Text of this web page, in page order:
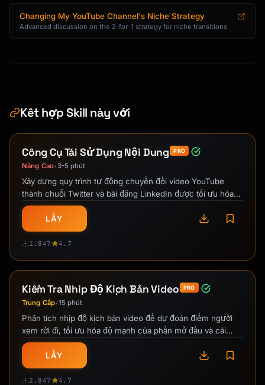
Changing My YouTube Channel's Niche Strategy
Advanced discussion on the 2-for-1 strategy for niche transitions
Kết hợp Skill này với
Công Cụ Tái Sử Dụng Nội Dung PRO
Nâng Cao•3-5 phút
Xây dựng quy trình tự động chuyển đổi video YouTube
thành chuỗi Twitter và bài đăng LinkedIn được tối ưu hóa
cho nền tảng.
LẤY
1.847 4.7
Kiểm Tra Nhịp Độ Kịch Bản Video PRO
Trung Cấp•15 phút
Phân tích nhịp độ kịch bản video để dự đoán điểm người
xem rời đi, tối ưu hóa độ mạnh của phần mở đầu và cải
thiện giữ chân khán giả sử dụng …
LẤY
2.847 4.7